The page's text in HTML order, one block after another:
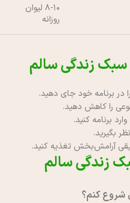
۸-۱۰ لیوان
روزانه
سبک زندگی سالم
در برنامه خود جای دهید.
را کاهش دهید.
برنامه کنید.
بگیرید.
آرامش‌بخش تغذیه کنید.
زندگی سالم